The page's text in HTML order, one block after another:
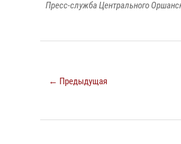
Пресс-служба Центрального
← Предыдущая